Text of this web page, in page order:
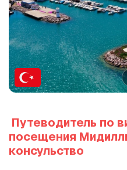
посещения
консульство